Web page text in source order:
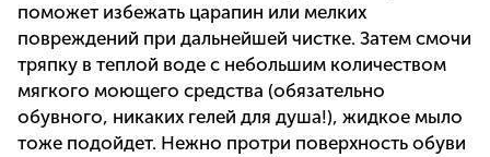
поможет избежать царапин или мелких
повреждений при дальнейшей чистке. Затем смочи
тряпку в теплой воде с небольшим количеством
мягкого моющего средства (обязательно
обувного, никаких гелей для душа!), жидкое мыло
тоже подойдет. Нежно протри поверхность обуви